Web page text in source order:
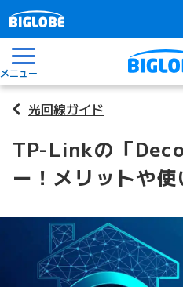
メニュー
光回線ガイド
TP-Linkの「
ー！メリットや